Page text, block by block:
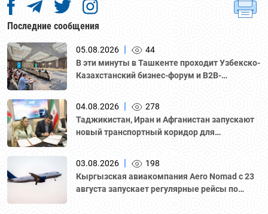
Последние сообщения
05.08.2026 |
44
В эти минуты в Ташкенте проходит Узбекско-
Казахстанский бизнес-форум и B2B-
Национальной палатой предпринимателей
Казахстана "Атамекен."
04.08.2026 |
278
Таджикистан, Иран и Афганистан запускают
новый транспортный коридор для
03.08.2026 |
198
Кыргызская авиакомпания Aero Nomad с 23
августа запускает регулярные рейсы по